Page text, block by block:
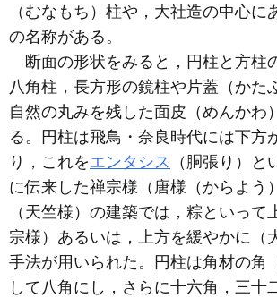
（むなもち）柱や，大社造の中心に
の名称がある。
断面の形状をみると，円柱と方柱
八角柱，長方形の鏡柱や片蓋（かた
自然の丸みを残した面皮（めんかわ
る。円柱は飛鳥・奈良時代には下方
り，これをエンタシス （胴張り）と
に伝来した禅宗様（唐様（からよう
（天竺様）の建築では，粽といって
宗様）あるいは，上方を緩やかに（
手法が用いられた。円柱は角材の角
して八角にし，さらに十六角，三十